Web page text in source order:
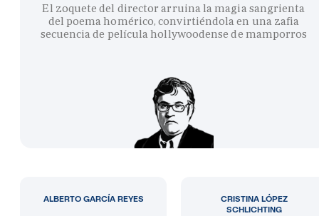
El zoquete del director arruina la magia sangrienta
del poema homérico, convirtiéndola en una zafia
secuencia de película hollywoodense de mamporros
ALBERTO GARCÍA REYES
CRISTINA LÓPEZ
SCHLICHTING